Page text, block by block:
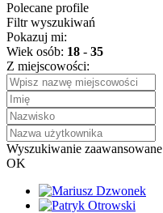
Polecane profile
Filtr wyszukiwań
Pokazuj mi:
Wiek osób: 18 - 35
Z miejscowości:
Wyszukiwanie zaawansowane
OK